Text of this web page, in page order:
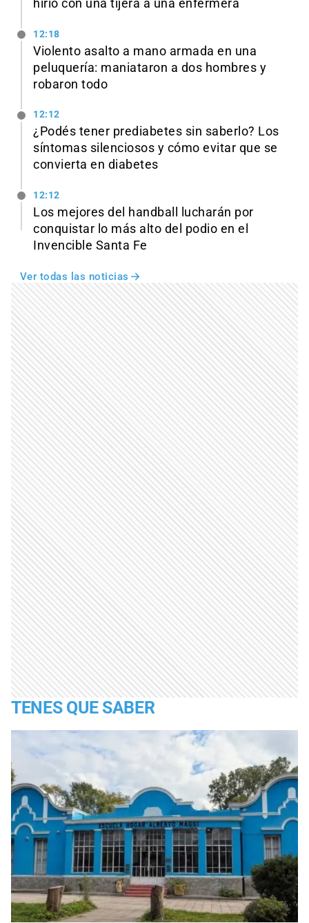
hirió con una tijera a una enfermera
12:18
Violento asalto a mano armada en una
peluquería: maniataron a dos hombres y
robaron todo
12:12
¿Podés tener prediabetes sin saberlo? Los
síntomas silenciosos y cómo evitar que se
convierta en diabetes
12:12
Los mejores del handball lucharán por
conquistar lo más alto del podio en el
Invencible Santa Fe
Ver todas las noticias
TENES QUE SABER